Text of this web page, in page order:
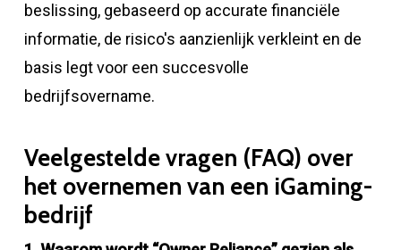
beslissing, gebaseerd op accurate financiële
informatie, de risico's aanzienlijk verkleint en de
basis legt voor een succesvolle
bedrijfsovername.
Veelgestelde vragen (FAQ) over
het overnemen van een iGaming-
bedrijf